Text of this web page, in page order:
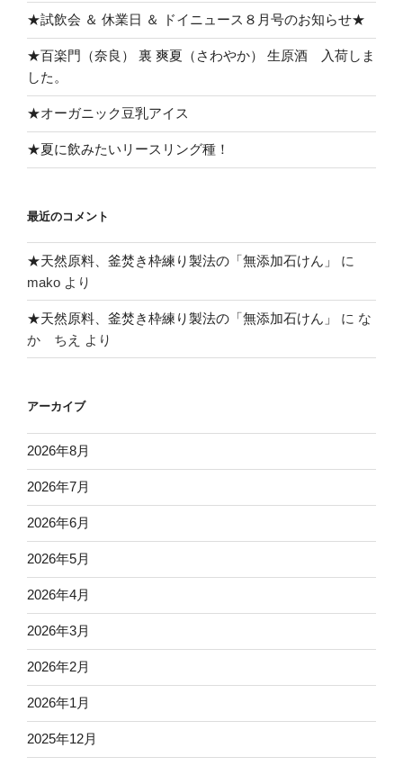
★試飲会 ＆ 休業日 ＆ ドイニュース８月号のお知らせ★
★百楽門（奈良） 裏 爽夏（さわやか） 生原酒 入荷しま
した。
★オーガニック豆乳アイス
★夏に飲みたいリースリング種！
最近のコメント
★天然原料、釜焚き枠練り製法の「無添加石けん」
に
mako より
★天然原料、釜焚き枠練り製法の「無添加石けん」 に な
か ちえ
より
アーカイブ
2026年8月
2026年7月
2026年6月
2026年5月
2026年4月
2026年3月
2026年2月
2026年1月
2025年12月